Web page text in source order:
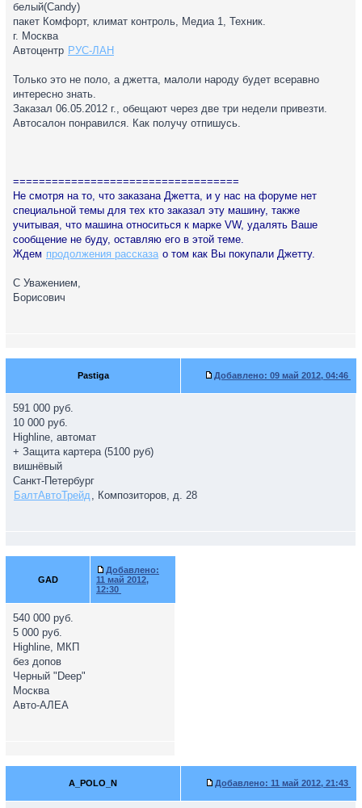
белый(Candy)
пакет Комфорт, климат контроль, Медиа 1, Техник.
г. Москва
Автоцентр РУС-ЛАН
Только это не поло, а джетта, малоли народу будет всеравно
интересно знать.
Заказал 06.05.2012 г., обещают через две три недели привезти.
Автосалон понравился. Как получу отпишусь.
===================================
Не смотря на то, что заказана Джетта, и у нас на форуме нет
специальной темы для тех кто заказал эту машину, также
учитывая, что машина относиться к марке VW, удалять Ваше
сообщение не буду, оставляю его в этой теме.
Ждем продолжения рассказа о том как Вы покупали Джетту.
С Уважением,
Борисович
Pastiga Добавлено: 09 май 2012, 04:46
591 000 руб.
10 000 руб.
Highline, автомат
+ Защита картера (5100 руб)
вишнёвый
Санкт-Петербург
БалтАвтоТрейд, Композиторов, д. 28
GAD
Добавлено:
11 май 2012,
12:30
540 000 руб.
5 000 руб.
Highline, МКП
без допов
Черный "Deep"
Москва
Авто-АЛЕА
A_POLO_N Добавлено: 11 май 2012, 21:43